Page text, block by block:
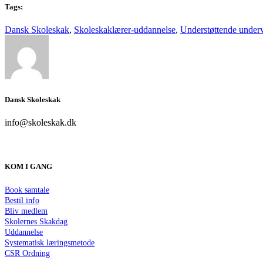
Tags:
Dansk Skoleskak, Skoleskaklærer-uddannelse, Understøttende
Dansk Skoleskak
info@skoleskak.dk
KOM I GANG
Book samtale
Bestil info
Bliv medlem
Skolernes Skakdag
Uddannelse
Systematisk læringsmetode
CSR Ordning